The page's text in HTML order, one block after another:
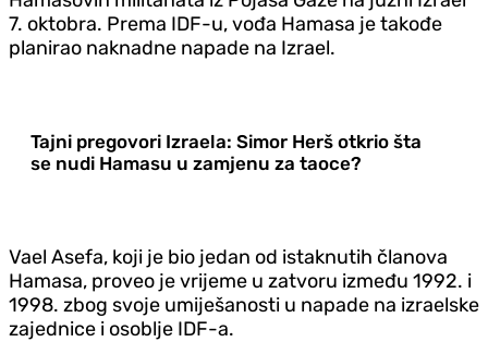
7. oktobra. Prema IDF-u, vođa Hamasa je takođe
planirao naknadne napade na Izrael.
Tajni pregovori Izraela: Simor Herš otkrio šta
se nudi Hamasu u zamjenu za taoce?
Vael Asefa, koji je bio jedan od istaknutih članova
Hamasa, proveo je vrijeme u zatvoru između 1992. i
1998. zbog svoje umiješanosti u napade na izraelske
zajednice i osoblje IDF-a.